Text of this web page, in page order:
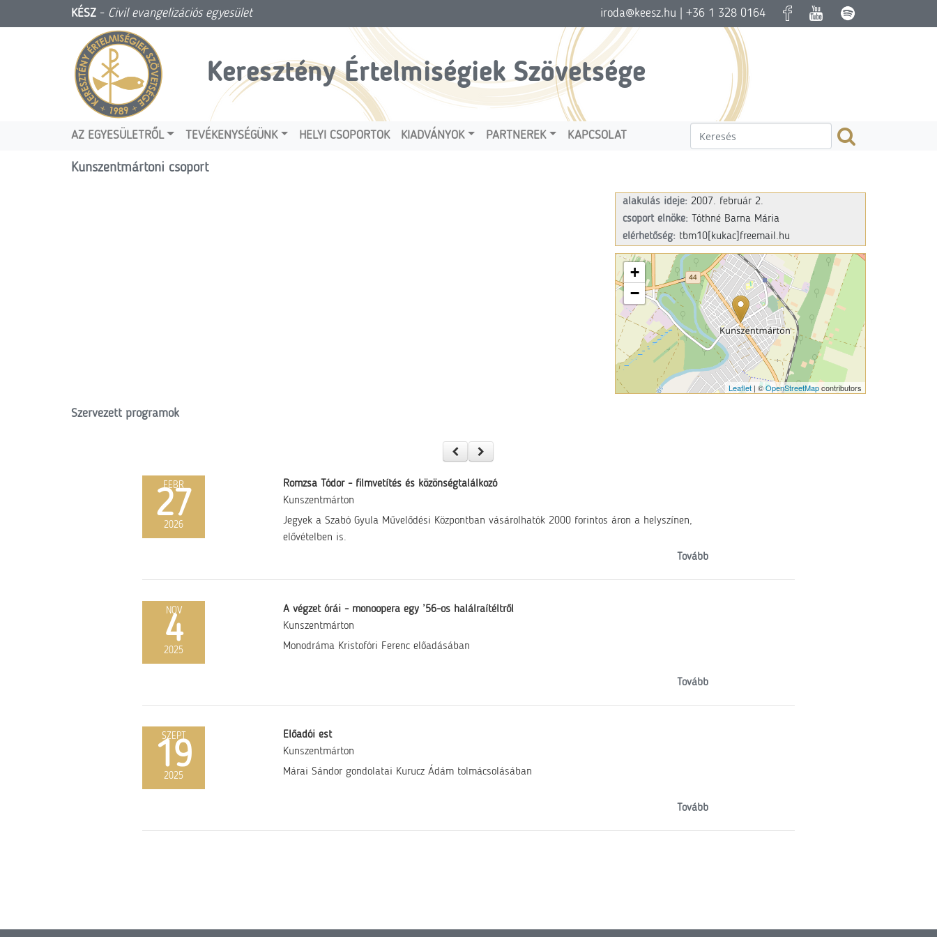
KÉSZ - Civil evangelizációs egyesület iroda@keesz.hu | +36 1 328 0164
Keresztény Értelmiségiek Szövetsége
AZ EGYESÜLETRŐL TEVÉKENYSÉGÜNK HELYI CSOPORTOK KIADVÁNYOK PARTNEREK KAPCSOLAT
Kunszentmártoni csoport
alakulás ideje: 2007. február 2.
csoport elnöke: Tóthné Barna Mária
elérhetőség: tbm10[kukac]freemail.hu
+
−
Leaflet | ©OpenStreetMapcontributors
Szervezett programok
FEBR
27
2026
Romzsa Tódor - filmvetítés és közönségtalálkozó
Kunszentmárton
Jegyek a Szabó Gyula Művelődési Központban vásárolhatók 2000 forintos áron a helyszínen,
elővételben is.
Tovább
NOV
4
2025
A végzet órái - monoopera egy ’56-os halálraítéltről
Kunszentmárton
Monodráma Kristofóri Ferenc előadásában
Tovább
SZEPT
19
2025
Előadói est
Kunszentmárton
Márai Sándor gondolatai Kurucz Ádám tolmácsolásában
Tovább